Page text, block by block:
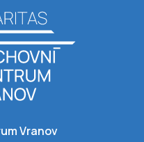
Vranov